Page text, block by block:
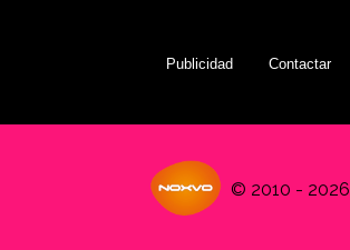
Publicidad Contactar
© 2010 - 2026